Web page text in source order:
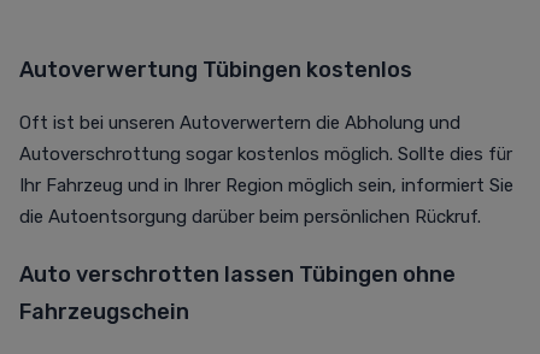
Autoverwertung Tübingen kostenlos
Oft ist bei unseren Autoverwertern die Abholung und
Autoverschrottung sogar kostenlos möglich. Sollte dies für
Ihr Fahrzeug und in Ihrer Region möglich sein, informiert Sie
die Autoentsorgung darüber beim persönlichen Rückruf.
Auto verschrotten lassen Tübingen ohne
Fahrzeugschein